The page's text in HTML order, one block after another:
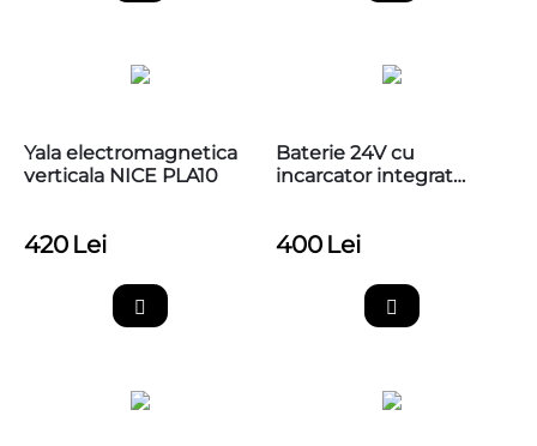
Yala electromagnetica
verticala NICE PLA10
420 Lei
Baterie 24V cu
incarcator integrat
400 Lei